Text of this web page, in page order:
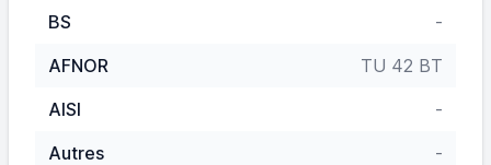
BS
-
AFNOR
TU 42 BT
AISI
-
Autres
-